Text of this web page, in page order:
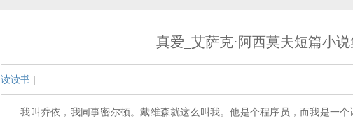
真爱_艾萨克·阿西莫夫短篇小说
读读书 |
我叫乔依，我同事密尔顿。戴维森就这么叫我。他是个程序员，而我是一个